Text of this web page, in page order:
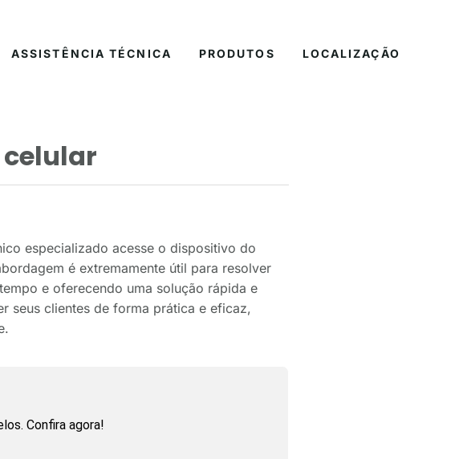
ASSISTÊNCIA TÉCNICA PRODUTOS LOCALIZAÇÃO
especializado acesse o dispositivo do
é extremamente útil para resolver
e oferecendo uma solução rápida e
seus clientes de forma prática e eficaz,
Confira agora!